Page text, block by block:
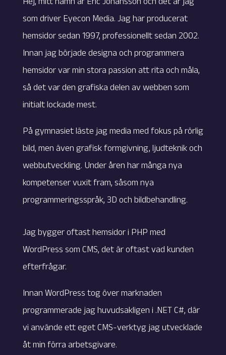
som driver Eyecon Media. Jag har producerat
hemsidor sedan 1997, professionellt sedan 2002.
Innan jag började designa och programmera
hemsidor var min stora passion att rita och måla,
så det var den grafiska delen av webben som
initialt lockade mest.
På gymnasiet läste jag media med fokus på rörlig
bild, men även grafisk formgivning, ljudteknik och
webbutveckling. Under åren har många nya
kompetenser vuxit fram, såsom nya
programmeringsspråk, 3D och bildbehandling.
Jag bygger oftast hemsidor i PHP med
WordPress som CMS, det är oftast vad kunden
efterfrågar.
Innan WordPress tog över marknaden
programmerade jag huvudsakligen i .NET C#, där
vi använde ett eget CMS-verktyg jag utvecklade
åt min förra arbetsgivare.